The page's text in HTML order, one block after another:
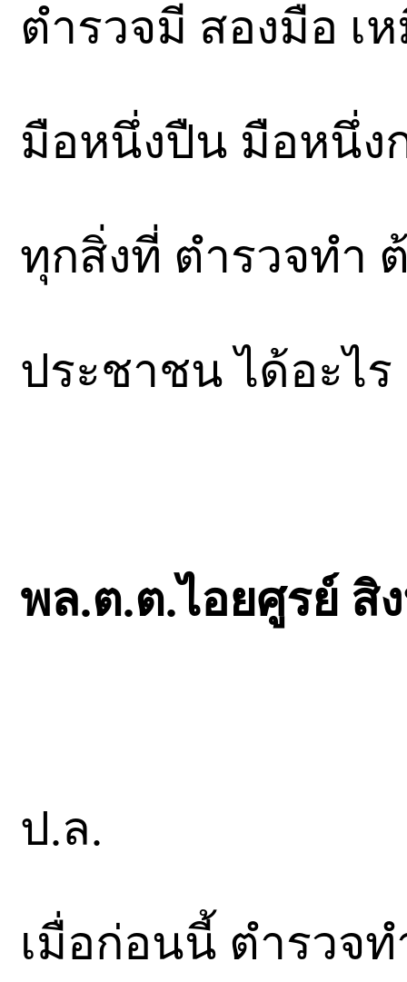
ตำรวจมี สองมือ เ
มือหนึ่งปืน มือหนึ่ง
ทุกสิ่งที่ ตำรวจทำ
ประชาชน ได้อะไ
พล.ต.ต.ไอยศูรย์ สิ
ป.ล.
เมื่อก่อนนี้ ตำรวจ